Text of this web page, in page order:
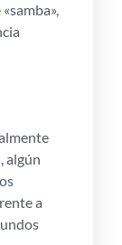
algún
a